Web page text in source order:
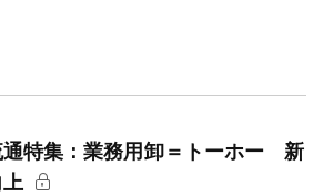
通特集：業務用卸＝トーホー 新